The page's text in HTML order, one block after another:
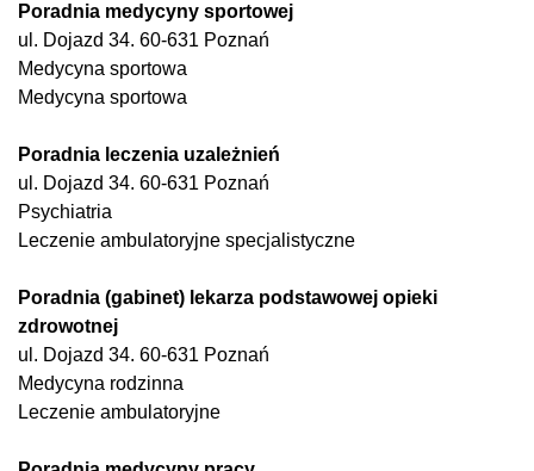
Poradnia medycyny sportowej
ul. Dojazd 34. 60-631 Poznań
Medycyna sportowa
Medycyna sportowa
Poradnia leczenia uzależnień
ul. Dojazd 34. 60-631 Poznań
Psychiatria
Leczenie ambulatoryjne specjalistyczne
Poradnia (gabinet) lekarza podstawowej opieki
zdrowotnej
ul. Dojazd 34. 60-631 Poznań
Medycyna rodzinna
Leczenie ambulatoryjne